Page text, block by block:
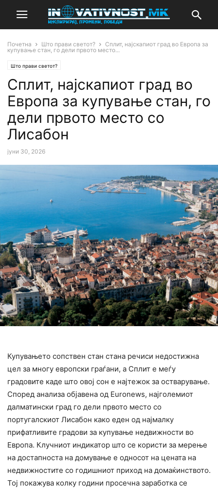
Почетна Што прави светот?
Сплит, најскапиот град во Европа за
купување стан, го дели првото место...
Што прави светот?
Сплит, најскапиот град во
Европа за купување стан, го
дели првото место со
Лисабон
јуни 30, 2026
Купувањето сопствен стан стана речиси недостижна
цел за многу европски граѓани, а Сплит е меѓу
градовите каде што овој сон е најтежок за остварување.
Според анализа објавена од Euronews, најголемиот
далматински град го дели првото место со
португалскиот Лисабон како еден од најмалку
прифатливите градови за купување недвижности во
Европа. Клучниот индикатор што се користи за мерење
на достапноста на домување е односот на цената на
недвижностите со годишниот приход на домаќинството.
Тој покажува колку години просечна заработка се